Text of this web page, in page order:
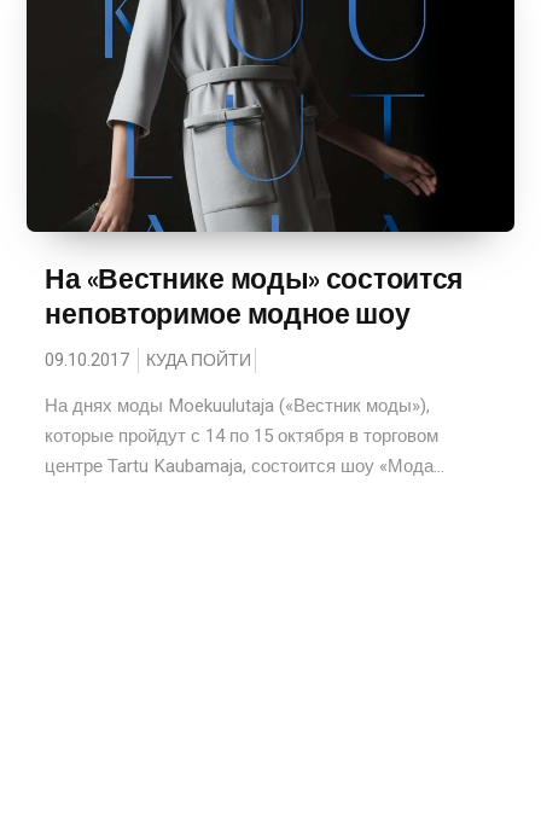
На «Вестнике моды» состоится
неповторимое модное шоу
09.10.2017 КУДА ПОЙТИ
На днях моды Moekuulutaja («Вестник моды»),
которые пройдут с 14 по 15 октября в торговом
центре Tartu Kaubamaja, состоится шоу «Мода...